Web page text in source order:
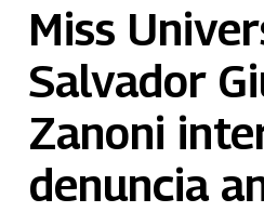
Miss
Salvador
Zanoni
denuncia